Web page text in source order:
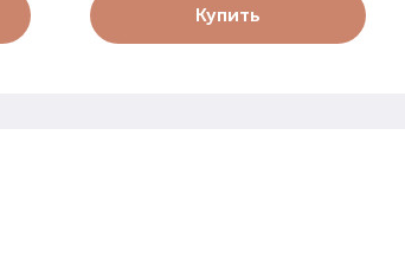
Купить